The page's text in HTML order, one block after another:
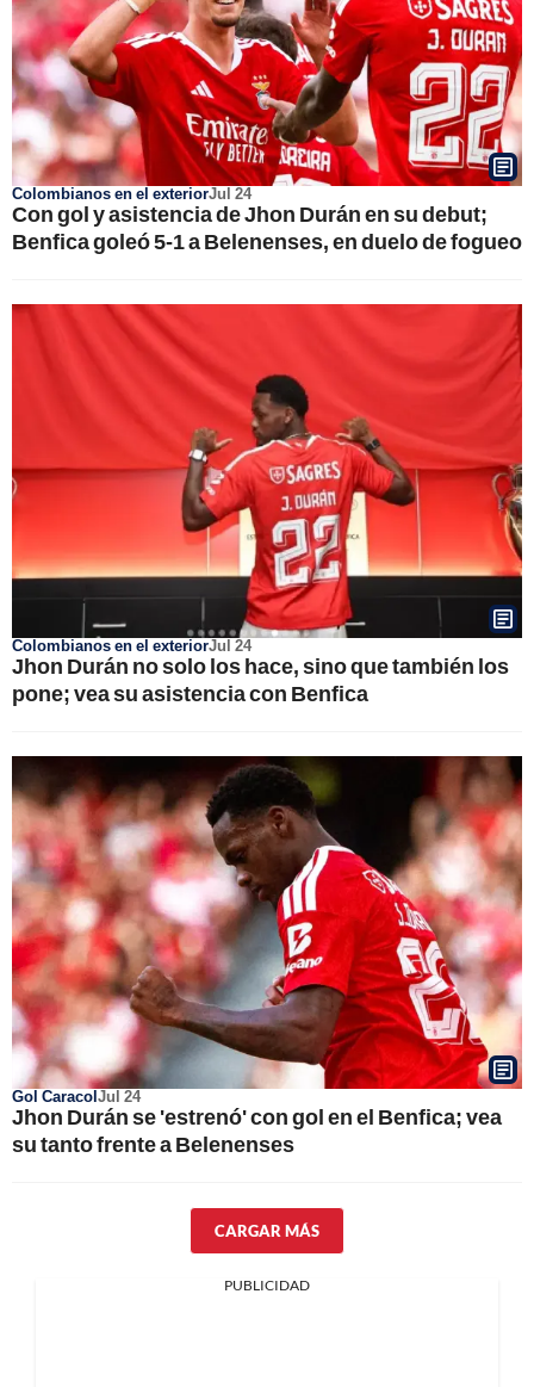
Colombianos en el exteriorJul 24
Con gol y asistencia de Jhon Durán en su debut;
Benfica goleó 5-1 a Belenenses, en duelo de fogueo
Colombianos en el exteriorJul 24
Jhon Durán no solo los hace, sino que también los
pone; vea su asistencia con Benfica
Gol CaracolJul 24
Jhon Durán se 'estrenó' con gol en el Benfica; vea
su tanto frente a Belenenses
CARGAR MÁS
PUBLICIDAD